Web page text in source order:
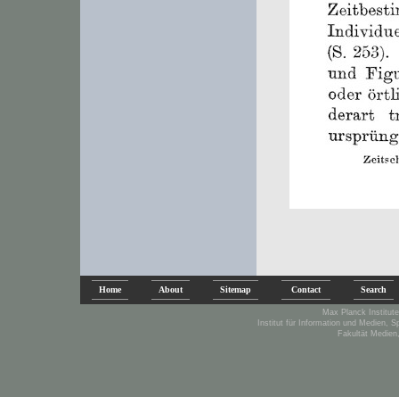
Home About Sitemap Contact Search
Max Planck
Institut für Information und Medien,
Fakultät